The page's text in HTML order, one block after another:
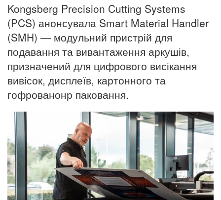
Kongsberg Precision Cutting Systems
(PCS) анонсувала Smart Material Handler
(SMH) — модульний пристрій для
подавання та вивантаження аркушів,
призначений для цифрового висікання
вивісок, дисплеїв, картонного та
гофрованонр паковання.